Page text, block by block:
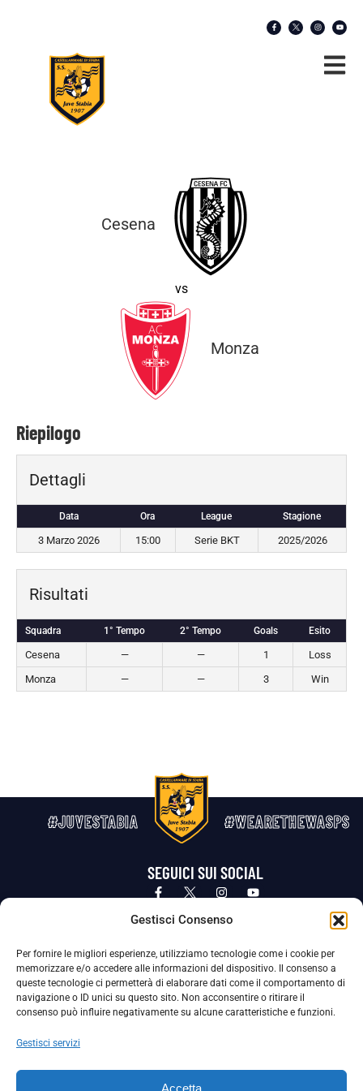
Gestisci Consenso
Per fornire le migliori esperienze, utilizziamo tecnologie come i cookie per
memorizzare e/o accedere alle informazioni del dispositivo. Il consenso a
queste tecnologie ci permetterà di elaborare dati come il comportamento di
navigazione o ID unici su questo sito. Non acconsentire o ritirare il
consenso può influire negativamente su alcune caratteristiche e funzioni.
Gestisci servizi
Accetta
Cesena
vs
Monza
Riepilogo
Dettagli
Data Ora League Stagione
3 Marzo 2026 15:00 Serie BKT 2025/2026
Risultati
Squadra 1° Tempo 2° Tempo Goals Esito
Cesena — — 1
Loss
Monza
— — 3 Win
#JUVESTABIA #WEARETHEWASPS
SEGUICI SUI SOCIAL
Privacy Policy Cookie Policy
La Società ha nominato il Responsabile della Protezione dei Dati Personali (DPO), figura specializzata che vigila sulle modalità
adottate dalla nostra Società per tutelare i Suoi dati personali.
Per contattare il DPO può scrivere a